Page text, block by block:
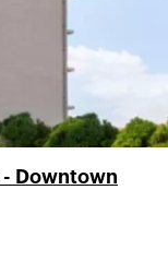
- Downtown